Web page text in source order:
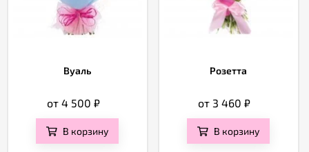
Вуаль
от 4 500 ₽
В корзину
Розетта
от 3 460₽
В корзину